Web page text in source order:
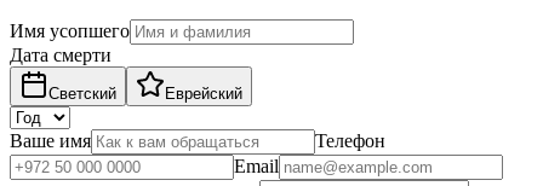
Имя усопшего
Дата смерти
Светский Еврейский
Ваше имя
Телефон
Email